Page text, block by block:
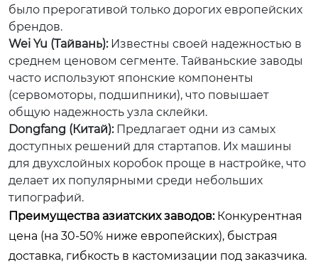
было прерогативой только дорогих европейских
брендов.
Wei Yu (Тайвань):Известны своей надежностью в
среднем ценовом сегменте. Тайваньские заводы
часто используют японские компоненты
(сервомоторы, подшипники), что повышает
общую надежность узла склейки.
Dongfang (Китай):Предлагает одни из самых
доступных решений для стартапов. Их машины
для двухслойных коробок проще в настройке, что
делает их популярными среди небольших
типографий.
Преимущества азиатских заводов:Конкурентная
цена (на 30-50% ниже европейских), быстрая
доставка, гибкость в кастомизации под заказчика.